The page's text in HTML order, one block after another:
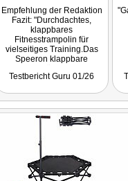
Empfehlung der Redaktion
Fazit: "Durchdachtes,
klappbares
Fitnesstrampolin für
vielseitiges Training.Das
Speeron klappbare
modernes Fitness
und Platzersparnis sinnvoll
kombiniert. Als klappbares
Fitness Trampolin für
Indoor-Training eignet es
sich ideal für Cardio,
Koordination, Core-Training
und kreative
Fitnesskombinationen."
Testbericht Guru 01/26